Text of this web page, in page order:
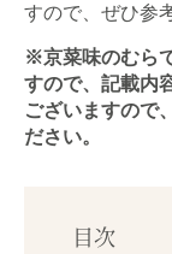
すので、ぜひ参
※京菜味のむら
すので、記載内
ございますので
ださい。
目次